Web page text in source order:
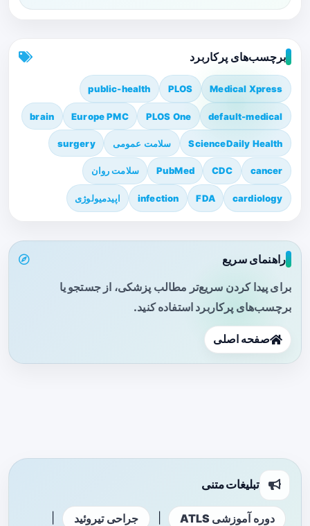
برچسب‌های پرکاربرد
Medical Xpress
PLOS
public-health
default-medical
PLOS One
Europe PMC
brain
ScienceDaily Health سلامت عمومی surgery
cancer
CDC
PubMed سلامت روان
cardiology
FDA
infection اپیدمیولوژی
راهنمای سریع
برای پیدا کردن سریع‌تر مطالب پزشکی، از جستجو یا
برچسب‌های پرکاربرد استفاده کنید.
صفحه اصلی
تبلیغات متنی
دوره آموزشی ATLS جراحی تیروئید